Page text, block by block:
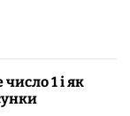
1 і як